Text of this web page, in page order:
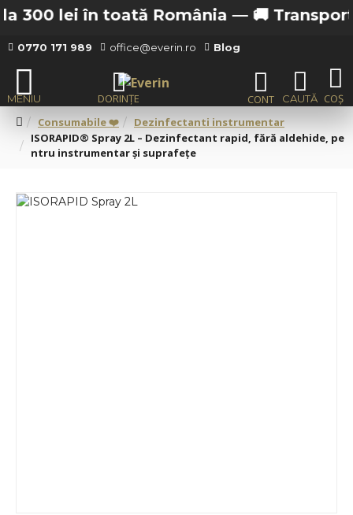
lei în toată România —🚚 Transport
0770 171 989 office@everin.ro Blog
Consumabile ❤️
Dezinfectanti instrumentar
ISORAPID® Spray 2L – Dezinfectant rapid, fără aldehide, pe
ntru instrumentar și suprafețe